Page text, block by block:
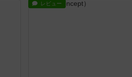
レビュー